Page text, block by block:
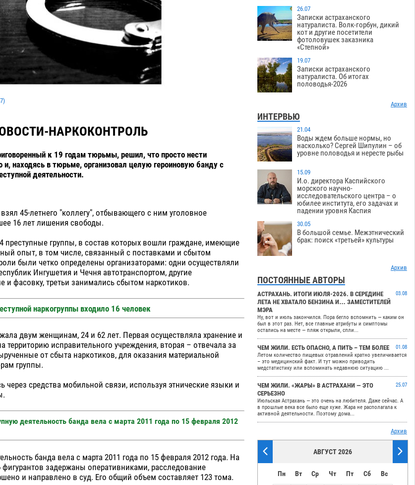
)
НАРКОКОНТРОЛЬ
к 19 годам тюрьмы, решил, что просто нести
и, находясь в тюрьме, организовал целую героиновую банду с
деятельности.
45-летнего "коллегу", отбывающего с ним уголовное
16 лет лишения свободы.
преступные группы, в состав которых вошли граждане, имеющие
опыт, в том числе, связанный с поставками и сбытом
были четко определены организаторами: одни осуществляли
Ингушетия и Чечня автотранспортом, другие
и фасовку, третьи занимались сбытом наркотиков.
наркогруппы входило 16 человек
двум женщинам, 24 и 62 лет. Первая осуществляла хранение и
территорию исправительного учреждения, вторая – отвечала за
от сбыта наркотиков, для оказания материальной
группы.
средства мобильной связи, используя этнические языки и
деятельность банда вела с марта 2011 года по 15 февраля 2012
банда вела с марта 2011 года по 15 февраля 2012 года. На
задержаны оперативниками, расследование
и направлено в суд. Его общий объем составляет 123 тома.
26.07
Записки астраханского
натуралиста. Волк-горбун, дикий
кот и другие посетители
фотоловушек заказника
«Степной»
19.07
Записки астраханского
натуралиста. Об итогах
половодья-2026
Архив
ИНТЕРВЬЮ
21.04
Воды ждем больше нормы, но
насколько? Сергей Шипулин – об
уровне половодья и нересте рыбы
15.09
И.о. директора Каспийского
морского научно-
исследовательского центра – о
юбилее института, его задачах и
падении уровня Каспия
30.05
В большой семье. Межэтнический
брак: поиск «третьей» культуры
Архив
ПОСТОЯННЫЕ АВТОРЫ
АСТРАХАНЬ. ИТОГИ ИЮЛЯ-2026. В СЕРЕДИНЕ
ЛЕТА НЕ ХВАТАЛО БЕНЗИНА И… ЗАМЕСТИТЕЛЕЙ
МЭРА
03.08
Ну, вот и июль закончился. Пора бегло вспомнить — каким он
был в этот раз. Нет, все главные атрибуты и симптомы
остались на месте — пляж открыли, спли...
ЧЕМ ЖИЛИ. ЕСТЬ ОПАСНО, А ПИТЬ – ТЕМ БОЛЕЕ
01.08
Летом количество пищевых отравлений кратно увеличивается
– это медицинский факт. И тут можно приводить
медстатистику или вспоминать недавнюю ситуацию ...
ЧЕМ ЖИЛИ. «ЖАРЫ» В АСТРАХАНИ — ЭТО
СЕРЬЕЗНО
25.07
Июльская Астрахань — это очень на любителя. Даже сейчас. А
в прошлые века все было еще хуже. Жара не располагала к
активной деятельности. Поэтому дома...
Архив
АВГУСТ 2026
Пн Вт Ср Чт Пт Сб Вс